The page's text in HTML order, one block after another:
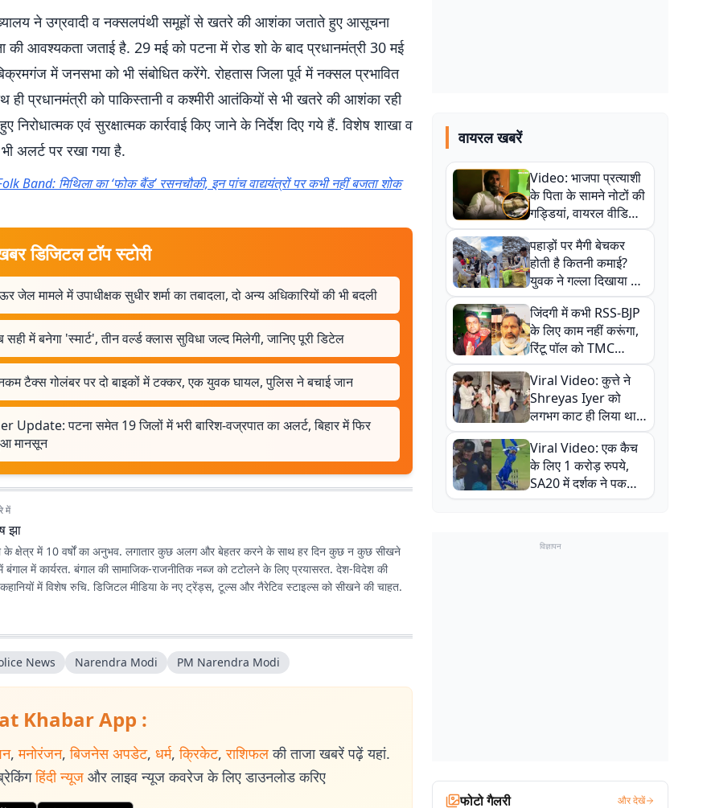
ने उग्रवादी व नक्सलपंथी समूहों से खतरे की आशंका जताते हुए आसूचना
की आवश्यकता जताई है. 29 मई को पटना में रोड शो के बाद प्रधानमंत्री 30 मई
में जनसभा को भी संबोधित करेंगे. रोहतास जिला पूर्व में नक्सल प्रभावित
ही प्रधानमंत्री को पाकिस्तानी व कश्मीरी आतंकियों से भी खतरे की आशंका रही
निरोधात्मक एवं सुरक्षात्मक कार्रवाई किए जाने के निर्देश दिए गये हैं. विशेष शाखा व
अलर्ट पर रखा गया है.
Band: मिथिला का ‘फोक बैंड’ रसनचौकी, इन पांच वाद्ययंत्रों पर कभी नहीं बजता शोक
डिजिटल टॉप स्टोरी
जेल मामले में उपाधीक्षक सुधीर शर्मा का तबादला, दो अन्य अधिकारियों की भी बदली
में बनेगा 'स्मार्ट', तीन वर्ल्ड क्लास सुविधा जल्द मिलेगी, जानिए पूरी डिटेल
टैक्स गोलंबर पर दो बाइकों में टक्कर, एक युवक घायल, पुलिस ने बचाई जान
Update: पटना समेत 19 जिलों में भरी बारिश-वज्रपात का अलर्ट, बिहार में फिर
मानसून
में
झा
के क्षेत्र में 10 वर्षों का अनुभव. लगातार कुछ अलग और बेहतर करने के साथ हर दिन कुछ न कुछ सीखने
बंगाल में कार्यरत. बंगाल की सामाजिक-राजनीतिक नब्ज को टटोलने के लिए प्रयासरत. देश-विदेश की
में विशेष रुचि. डिजिटल मीडिया के नए ट्रेंड्स, टूल्स और नैरेटिव स्टाइल्स को सीखने की चाहत.
News Narendra Modi PM ‪Narendra Modi‬‬
Khabar App :
, मनोरंजन, बिजनेस अपडेट, धर्म, क्रिकेट, राशिफल की ताजा खबरें पढ़ें यहां.
हिंदी न्यूज और लाइव न्यूज कवरेज के लिए डाउनलोड करिए
वायरल खबरें
Video: भाजपा प्रत्याशी
के पिता के सामने नोटों की
गड्डियां, वायरल वीडियो
से राजनीति में उबाल,
अजित महतो बोले- TMC
की गंदी चाल
पहाड़ों पर मैगी बेचकर
होती है कितनी कमाई?
युवक ने गल्ला दिखाया तो
नौकरी वालों के खड़े हो गए
कान
जिंदगी में कभी RSS-BJP
के लिए काम नहीं करूंगा,
रिंटू पॉल को TMC
ऑफिस में ले जाकर पीटा,
Video वायरल
Viral Video: कुत्ते ने
Shreyas Iyer को
लगभग काट ही लिया था,
न्यूजीलैंड सीरीज से पहले
बाल-बाल बचे
Viral Video: एक कैच
के लिए 1 करोड़ रुपये,
SA20 में दर्शक ने पकड़ा
एक हाथ से गजब का कैच
विज्ञापन
फोटो गैलरी और देखें